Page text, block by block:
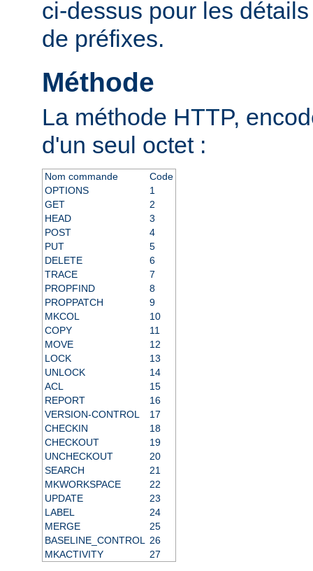
ci-dessus pour les
de préfixes.
Méthode
La méthode HTTP,
d'un seul octet :
Nom commande
Code
OPTIONS
1
GET
2
HEAD
3
POST
4
PUT
5
DELETE
6
TRACE
7
PROPFIND
8
PROPPATCH
9
MKCOL
10
COPY
11
MOVE
12
LOCK
13
UNLOCK
14
ACL
15
REPORT
16
VERSION-CONTROL
17
CHECKIN
18
CHECKOUT
19
UNCHECKOUT
20
SEARCH
21
MKWORKSPACE
22
UPDATE
23
LABEL
24
MERGE
25
BASELINE_CONTROL
26
MKACTIVITY
27